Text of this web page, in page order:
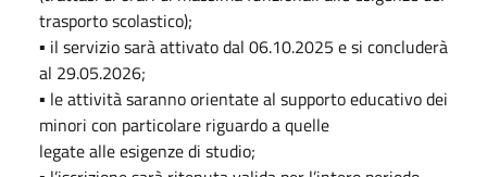
trasporto scolastico);
▪ il servizio sarà attivato dal 06.10.2025 e si concluderà
al 29.05.2026;
▪ le attività saranno orientate al supporto educativo dei
minori con particolare riguardo a quelle
legate alle esigenze di studio;